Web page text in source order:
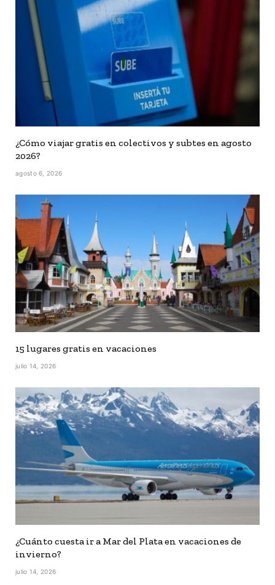
¿Cómo viajar gratis en colectivos y subtes en agosto
2026?
agosto 6, 2026
15 lugares gratis en vacaciones
julio 14, 2026
¿Cuánto cuesta ir a Mar del Plata en vacaciones de
invierno?
julio 14, 2026